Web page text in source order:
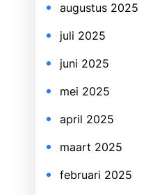
augustus 2025
juli 2025
juni 2025
mei 2025
april 2025
maart 2025
februari 2025